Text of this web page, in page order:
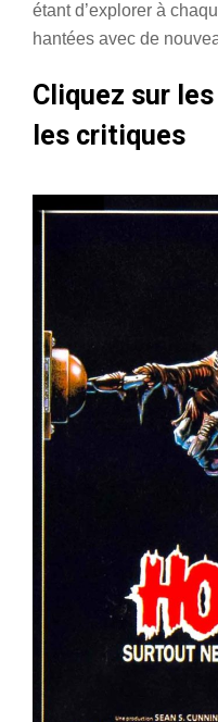
étant d’explorer à
hantées avec de
Cliquez sur
les critiques